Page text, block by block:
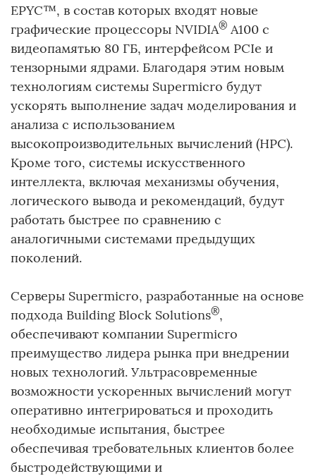
EPYC™, в состав которых входят новые
графические процессоры NVIDIA® A100 с
видеопамятью 80 ГБ, интерфейсом PCIe и
тензорными ядрами. Благодаря этим новым
технологиям системы Supermicro будут
ускорять выполнение задач моделирования и
анализа с использованием
высокопроизводительных вычислений (HPC).
Кроме того, системы искусственного
интеллекта, включая механизмы обучения,
логического вывода и рекомендаций, будут
работать быстрее по сравнению с
аналогичными системами предыдущих
поколений.
Серверы Supermicro, разработанные на основе
подхода Building Block Solutions®,
обеспечивают компании Supermicro
преимущество лидера рынка при внедрении
новых технологий. Ультрасовременные
возможности ускоренных вычислений могут
оперативно интегрироваться и проходить
необходимые испытания, быстрее
обеспечивая требовательных клиентов более
быстродействующими и